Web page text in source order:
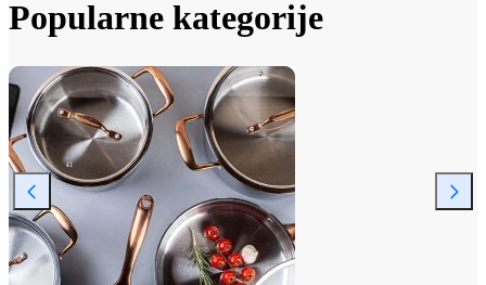
Popularne kategorije